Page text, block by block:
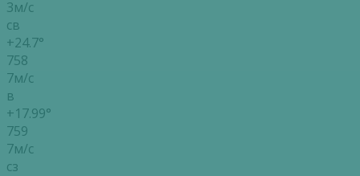
3м/с
св
+24.7°
758
7м/с
в
+17.99°
759
7м/с
сз